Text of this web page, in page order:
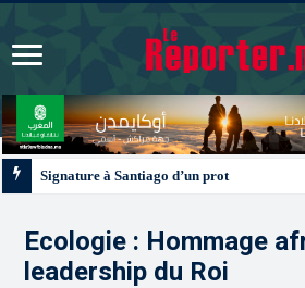
Ecologie : Hommage
leadership du Roi